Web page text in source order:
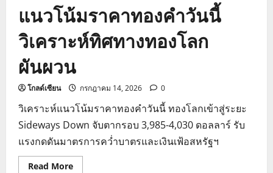
แนวโน้มราคาทองคำวันนี้
วิเคราะห์ทิศทางทองโลก
ผันผวน
โกลด์เซียน กรกฎาคม 14, 2026 0
วิเคราะห์แนวโน้มราคาทองคำวันนี้ ทองโลกเข้าสู่ระยะ
Sideways Down จับตากรอบ 3,985-4,030 ดอลลาร์ รับ
แรงกดดันมาตรการคว่ำบาตรและเงินเฟ้อสหรัฐฯ
Read MoreRead